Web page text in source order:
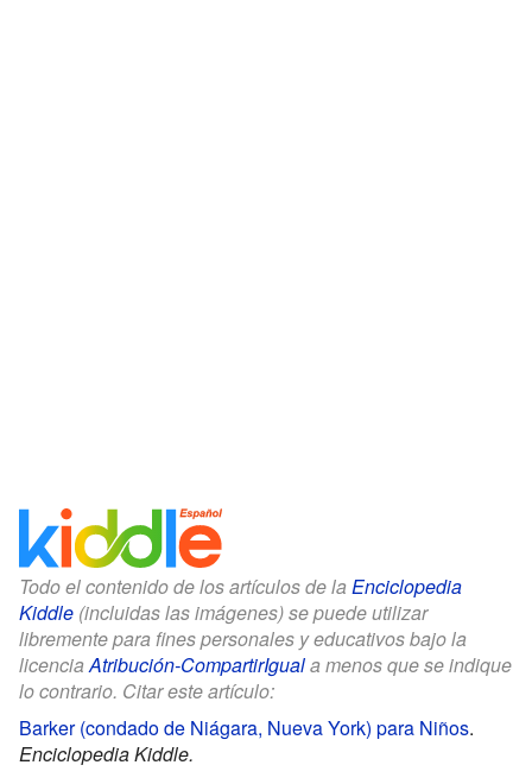
Todo el contenido de los artículos de la Enciclopedia
Kiddle (incluidas las imágenes) se puede utilizar
libremente para fines personales y educativos bajo la
licenciaAtribución-CompartirIguala menos que se indique
lo contrario. Citar este artículo:
Barker (condado de Niágara, Nueva York) para Niños.
Enciclopedia Kiddle.